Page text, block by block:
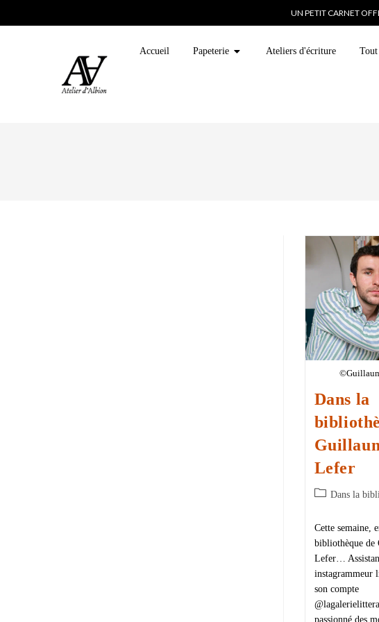
UN PETIT CARNET
Accueil Papeterie Ateliers d'écriture
Dans la
Lefer
Dans la
Cette semaine,
bibliothèque de
Lefer…
instagrammeur
son compte
passionné des